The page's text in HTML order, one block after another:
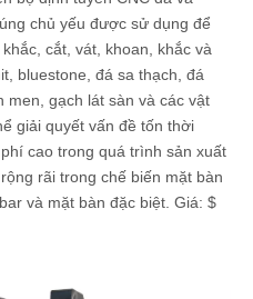
chủ yếu được sử dụng để
cắt, vát, khoan, khắc và
bluestone, đá sa thạch, đá
men, gạch lát sàn và các vật
giải quyết vấn đề tốn thời
cao trong quá trình sản xuất
rãi trong chế biến mặt bàn
và mặt bàn đặc biệt. Giá: $